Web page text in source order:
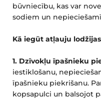
būvniecību, kas var
sodiem un
Kā iegūt atļauju
1. Dzīvokļu īpašnieku
iestiklošanu,
īpašnieku piekrišanu.
kopsapulci un balsojot